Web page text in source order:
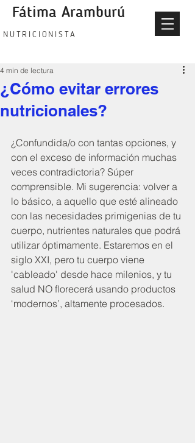
fatima aramburu nutricionista
Fátima Aramburú
NUTRICIONISTA
¿Cómo evitar errores
nutricionales?
4 min de lectura
¿Confundida/o con tantas opciones, y
con el exceso de información muchas
veces contradictoria? Súper
comprensible. Mi sugerencia: volver a
lo básico, a aquello que esté alineado
con las necesidades primigenias de tu
cuerpo, nutrientes naturales que podrá
utilizar óptimamente. Estaremos en el
siglo XXI, pero tu cuerpo viene
'cableado' desde hace milenios, y tu
salud NO florecerá usando productos
‘modernos’, altamente procesados.